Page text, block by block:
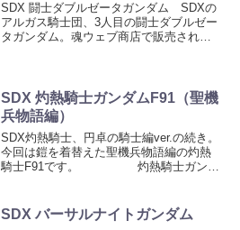
SDX 闘士ダブルゼータガンダム SDXの
アルガス騎士団、3人目の闘士ダブルゼー
タガンダム。魂ウェブ商店で販売されま
士ダブルゼータガン...
SDX 灼熱騎士ガンダムF91（聖機
兵物語編）
SDX灼熱騎士、円卓の騎士編ver.の続き。
今回は鎧を着替えた聖機兵物語編の灼熱
騎士F91です。 灼熱騎士ガンダ
その第一章「復活の聖機兵」に登場した
SDX バーサルナイトガンダム